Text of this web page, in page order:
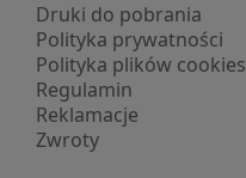
Druki do pobrania
Polityka prywatności
Polityka plików cookies
Regulamin
Reklamacje
Zwroty